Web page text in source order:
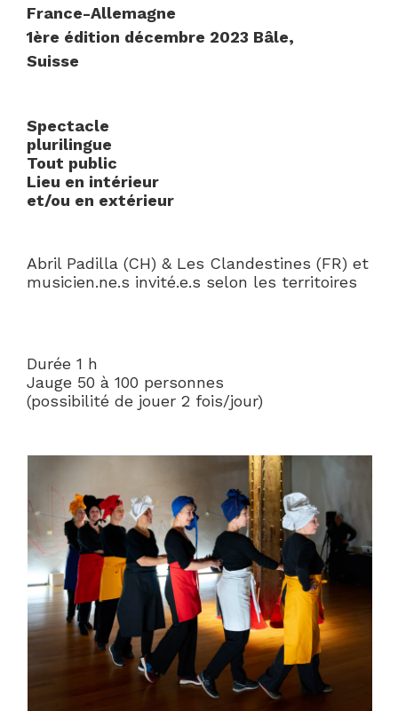
France-Allemagne
1ère édition décembre 2023 Bâle,
Suisse
Spectacle
plurilingue
Tout public
Lieu en intérieur
et/ou en extérieur
Abril Padilla (CH) & Les Clandestines (FR) et
musicien.ne.s invité.e.s selon les territoires
Durée 1 h
Jauge 50 à 100 personnes
(possibilité de jouer 2 fois/jour)